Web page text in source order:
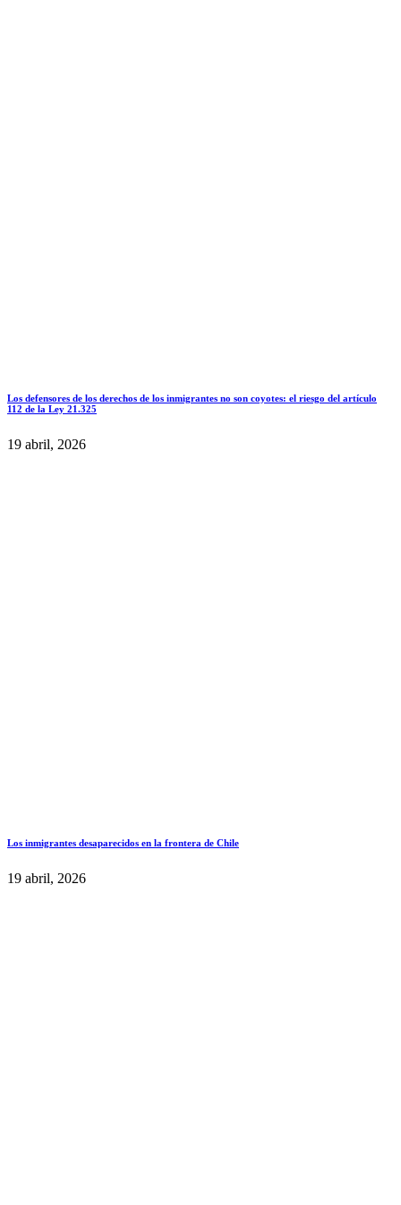
Los defensores de los derechos de los inmigrantes no son coyotes: el riesgo del artículo
112 de la Ley 21.325
19 abril, 2026
Los inmigrantes desaparecidos en la frontera de Chile
19 abril, 2026